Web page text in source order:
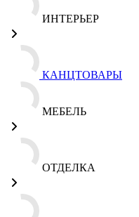
ИНТЕРЬЕР
КАНЦТОВАРЫ
МЕБЕЛЬ
ОТДЕЛКА